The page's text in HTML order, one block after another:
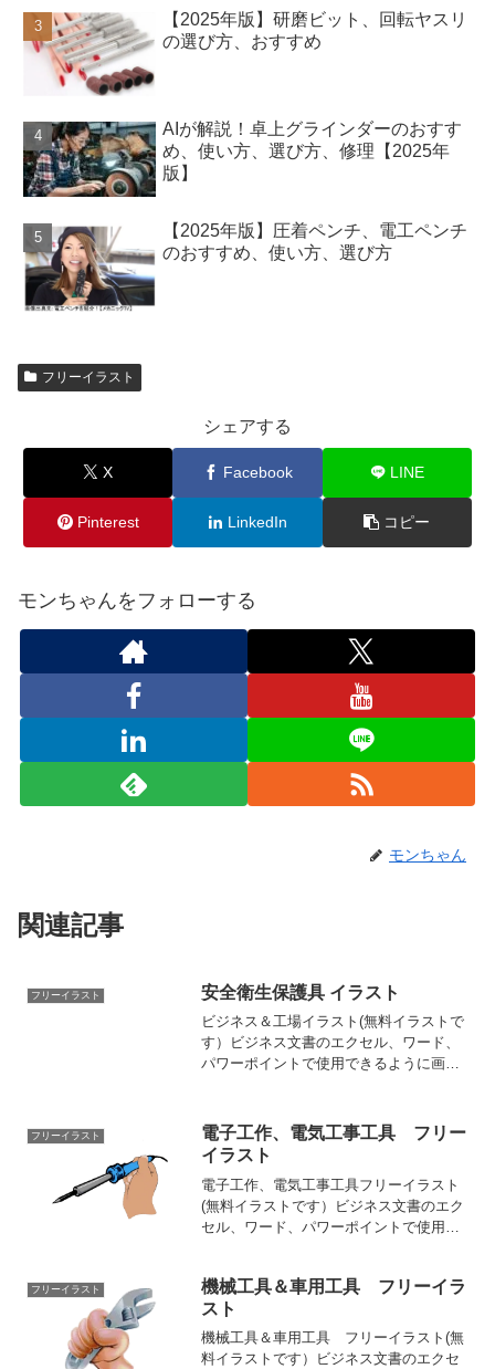
【2025年版】研磨ビット、回転ヤスリ
の選び方、おすすめ
AIが解説！卓上グラインダーのおすす
め、使い方、選び方、修理【2025年
版】
【2025年版】圧着ペンチ、電工ペンチ
のおすすめ、使い方、選び方
フリーイラスト
シェアする
X Facebook LINE
Pinterest LinkedIn コピー
モンちゃんをフォローする
モンちゃん
関連記事
フリーイラスト 安全衛生保護具 イラスト
ビジネス＆工場イラスト(無料イラストで
す）ビジネス文書のエクセル、ワード、
パワーポイントで使用できるように画像
ードできます。安全衛生保護具のイラス
トです。可愛い、...
フリーイラスト
電子工作、電気工事工具 フリー
イラスト
電子工作、電気工事工具フリーイラスト
(無料イラストです）ビジネス文書のエク
セル、ワード、パワーポイントで使用で
を選択、ダウンロードできます。半田ゴ
テ イラスト ...
フリーイラスト
機械工具＆車用工具 フリーイラ
スト
機械工具＆車用工具 フリーイラスト(無
料イラストです）ビジネス文書のエクセ